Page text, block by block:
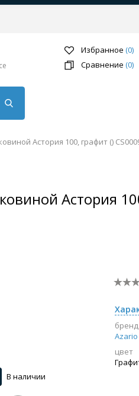
Избранное (0)
Сравнение (0)
стойки
Системы
выпуском
Астория 100, графит ()
Астория
бренд
Azario
цвет
В наличии